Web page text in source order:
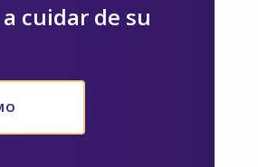
cuidar de su